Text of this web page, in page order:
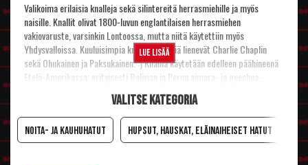
Valikoima erilaisia knalleja sekä silintereitä herrasmiehille ja myös
naisille. Knallit olivat 1800-luvun englantilaisen herrasmiehen
vakiovaruste, varsinkin Lontoossa, mutta niitä käytettiin myös
Yhdysvalloissa. Kuuluisimpia knallinkäyttäjiä lienevät Charlie Chaplin
sekä Ohukainen ja Paksukainen. :) Knallia käytetään edelleen päähineenä
Etelä-Amerikassa: erityisesti Bolivian ja Perun aimara- ja quechua-
Silinteri puolestaan oli yläluokalle tunnusomainen päähine kaikkien
asusteiden kanssa 1800-luvulla ja 1900-luvun alkupuolella. Nykyään
silinteriä käytetään juhla-asujen, kuten frakin ja šaketin kanssa. Silinteri
sopii erityisen hyvin Draculalle, vampyyrille, goottityyliin ja steampunkiin.
Lue lisää
Valitse kategoria
Noita- ja kauhuhatut Hupsut, hauskat, eläinaiheiset hatut